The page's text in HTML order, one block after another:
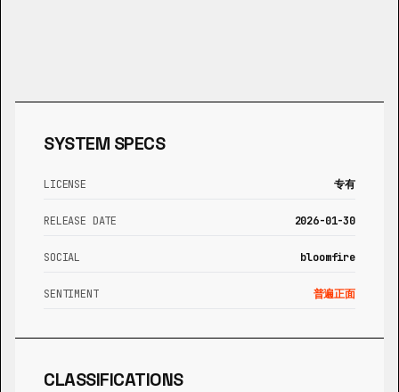
SYSTEM SPECS
LICENSE 专有
RELEASE DATE 2026-01-30
SOCIAL bloomfire
SENTIMENT 普遍正面
CLASSIFICATIONS